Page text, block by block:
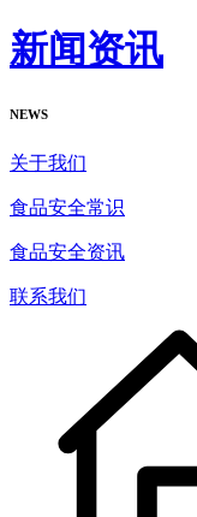
新闻资讯
NEWS
关于我们
食品安全常识
食品安全资讯
联系我们